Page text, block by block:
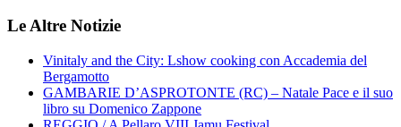
Le Altre Notizie
Vinitaly and the City: Lshow cooking con Accademia del
Bergamotto
GAMBARIE D’ASPROTONTE (RC) – Natale Pace e il suo
libro su Domenico Zappone